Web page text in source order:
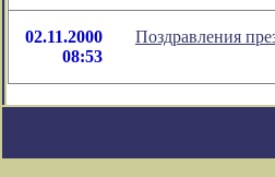
02.11.2000
08:53
Поздравления